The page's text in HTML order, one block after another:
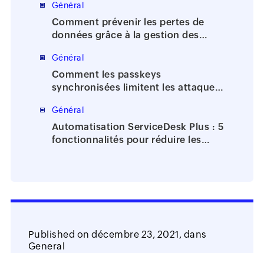
Général
Comment prévenir les pertes de
données grâce à la gestion des
Général
Comment les passkeys
synchronisées limitent les attaques
Général
Automatisation ServiceDesk Plus : 5
fonctionnalités pour réduire les
Published ondécembre 23, 2021, dans
General